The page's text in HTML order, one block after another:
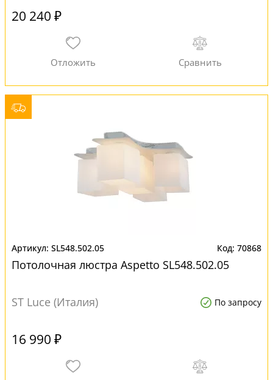
20 240 ₽
SL548.502.05 70868
Потолочная люстра Aspetto SL548.502.05
ST Luce (Италия) По запросу
16 990 ₽